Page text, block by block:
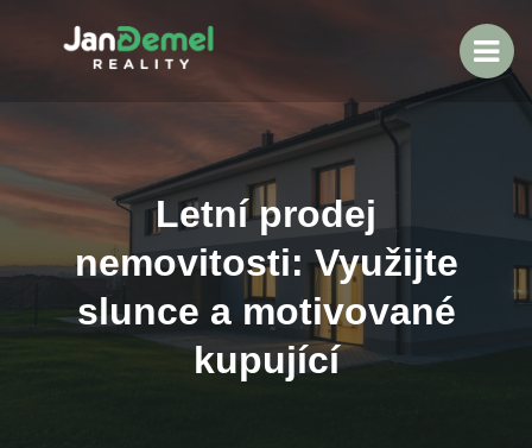
Letní prodej
nemovitosti: Využijte
slunce a motivované
kupující